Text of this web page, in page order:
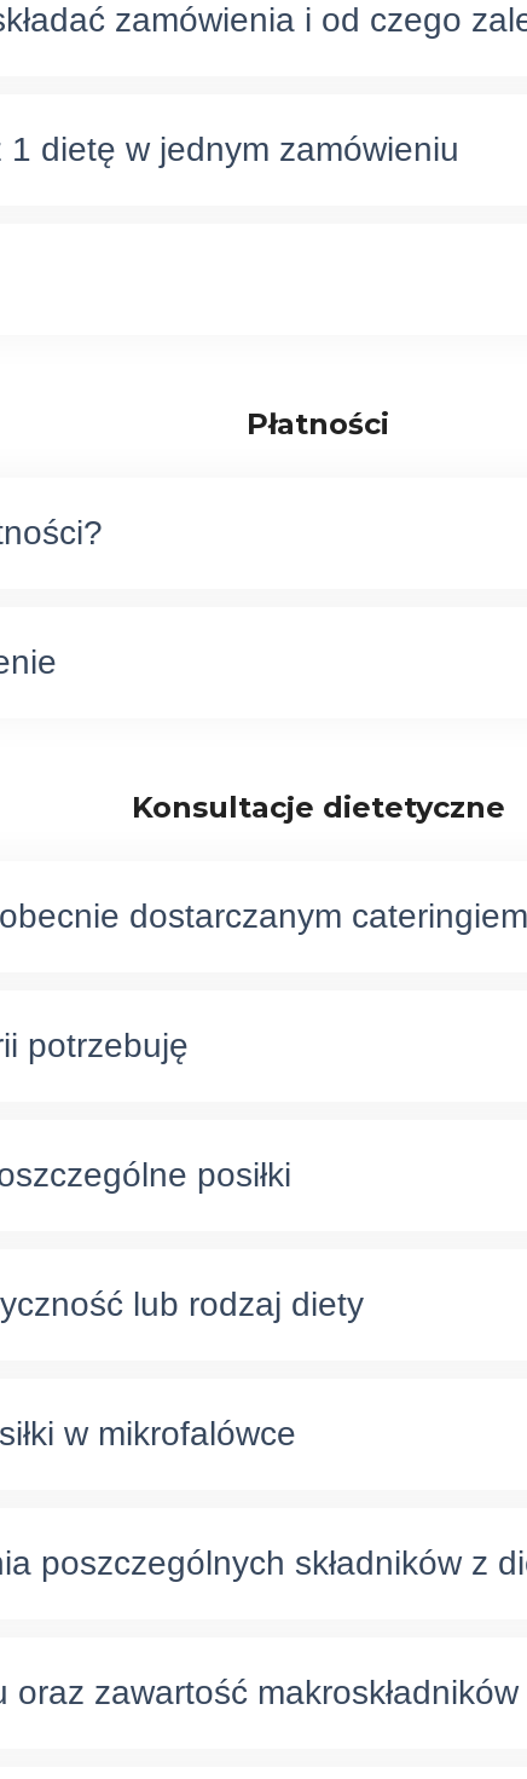
zamówienia i od czego
dietę w jednym zamówieniu
Płatności
Konsultacje dietetyczne
dostarczanym
potrzebuję
posiłki
lub rodzaj diety
w mikrofalówce
poszczególnych składników z
oraz zawartość makroskładników